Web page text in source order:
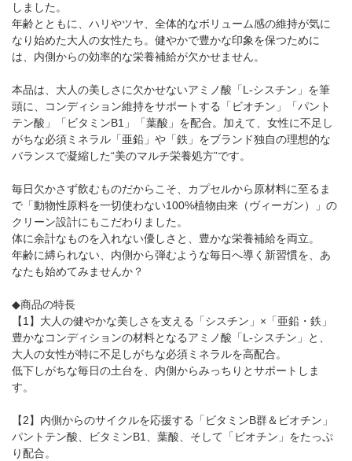
しました。
年齢とともに、ハリやツヤ、全体的なボリューム感の維持が気に
なり始めた大人の女性たち。健やかで豊かな印象を保つために
は、内側からの効率的な栄養補給が欠かせません。
本品は、大人の美しさに欠かせないアミノ酸「L-シスチン」を筆
頭に、コンディション維持をサポートする「ビオチン」「パント
テン酸」「ビタミンB1」「葉酸」を配合。加えて、女性に不足し
がちな必須ミネラル「亜鉛」や「鉄」をブランド独自の理想的な
バランスで凝縮した“美のマルチ栄養処方”です。
毎日欠かさず飲むものだからこそ、カプセルから原材料に至るま
で「動物性原料を一切使わない100%植物由来（ヴィーガン）」の
クリーン設計にもこだわりました。
体に余計なものを入れない優しさと、豊かな栄養補給を両立。
年齢に縛られない、内側から弾むような毎日へ導く新習慣を、あ
なたも始めてみませんか？
◆商品の特長
【1】大人の健やかな美しさを支える「シスチン」×「亜鉛・鉄」
豊かなコンディションの材料となるアミノ酸「L-シスチン」と、
大人の女性が特に不足しがちな必須ミネラルを高配合。
低下しがちな毎日の土台を、内側からみっちりとサポートしま
す。
【2】内側からのサイクルを応援する「ビタミンB群＆ビオチン」
パントテン酸、ビタミンB1、葉酸、そして「ビオチン」をたっぷ
り配合。